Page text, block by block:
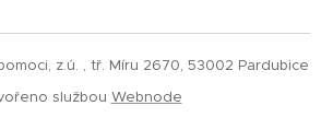
z.ú. , tř. Míru 2670, 53002 Pardubice
službou Webnode